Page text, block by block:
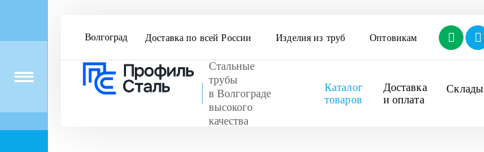
Волгоград Доставка по всей России Изделия из труб Оптовикам
Стальные
трубы
в Волгограде
высокого
качества
Каталог
товаров
Доставка
и оплата
Склады